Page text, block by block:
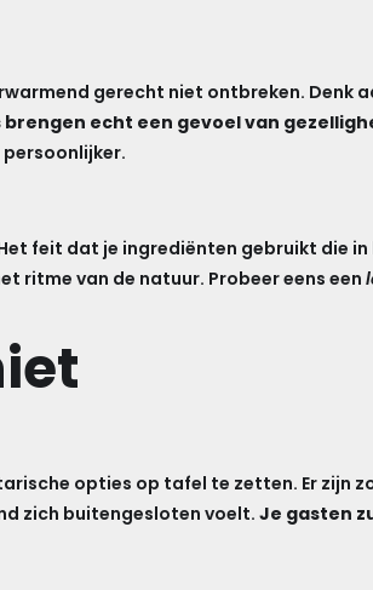
gerecht niet ontbreken. Denk
echt een gevoel van
feit dat je ingrediënten gebruikt die
ritme van de natuur. Probeer eens een
opties op tafel te zetten. Er zijn
zich buitengesloten voelt.Je gasten